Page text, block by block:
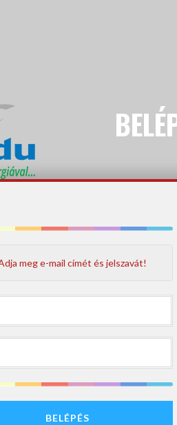
meg e-mail címét és jelszavát!
BELÉPÉS